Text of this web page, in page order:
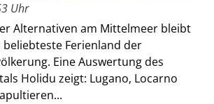
Uhr
Alternativen am Mittelmeer bleibt
beliebteste Ferienland der
Eine Auswertung des
Holidu zeigt: Lugano, Locarno